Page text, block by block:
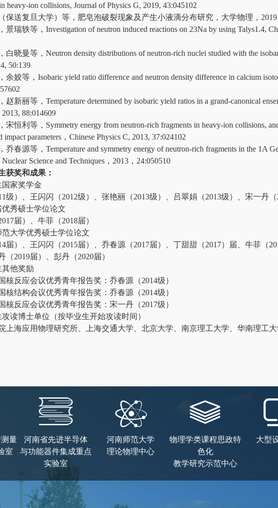
heavy-ion collisions, Journal of Physics G, 2019, 43:045102
保送复旦大学）等，肥皂泡破裂现象及产生小液滴分布研究，大学物理，2019
景瑞轶等，Investigation of neutron induced reactions on 23Na by using Talys1.4,
白晓曼等，Neutron density distributions of neutron-rich nuclei studied with the
50:139
余姣等，Isobaric yield ratio difference and neutron density difference in calcium
赵新丽等，Temperature determined by isobaric yield ratios in a grand-canonical
88:014609
宋恒利等，Symmetry energy from neutron-rich fragments in heavy-ion collisions,
impact parameters，Chinese Physics C, 2013, 37:024102
乔春源等，Temperature and symmetry energy of neutron-rich fragments in the 1A
Nuclear Science and Techniques，2013，24:050510
获奖和成果：
国家奖学金
级）、王闪闪（2012级）、张艳丽（2013级）、吕翠娟（2013级）、宋一丹（
优秀硕士学位论文
届）、牛菲（2018届）
范大学优秀硕士学位论文
届）、王闪闪（2015届）、乔春源（2017届）、丁甜甜（2017）届、牛菲（
（2019届）、彭丹（2020届）
他奖励
核反应会议优秀青年报告奖：乔春源（2014级）
核结构会议优秀青年报告奖：乔春源（2014级）
核反应会议优秀青年报告奖：宋一丹（2017级）
读博士单位（按毕业生开始攻读时间）
上海应用物理研究所、上海交通大学、北京大学、南京理工大学、华南理工
量
室
河南省先进半导体
与功能器件集成重点
实验室
河南师范大学
理论物理中心
物理学类课程思政特
色化
教学研究示范中心
大型